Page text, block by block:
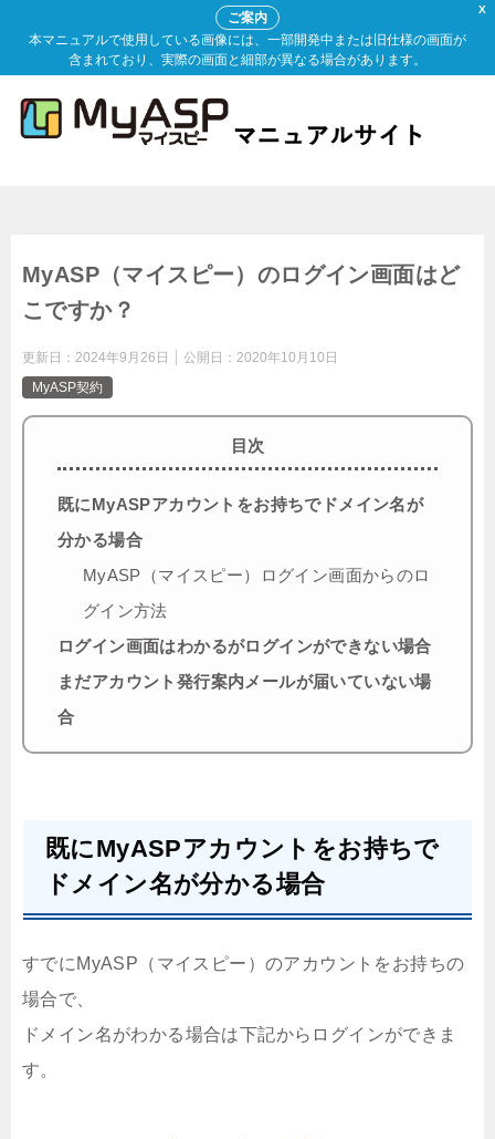
X
ご案内
本マニュアルで使用している画像には、一部開発中または旧仕様の画面が
含まれており、実際の画面と細部が異なる場合があります。
MyASP（マイスピー）のログイン画面はど
こですか？
更新日： 2024年9月26日 公開日： 2020年10月10日
MyASP契約
目次
既にMyASPアカウントをお持ちでドメイン名が
分かる場合
MyASP（マイスピー）ログイン画面からのロ
グイン方法
ログイン画面はわかるがログインができない場合
まだアカウント発行案内メールが届いていない場
合
既にMyASPアカウントをお持ちで
ドメイン名が分かる場合
すでにMyASP（マイスピー）のアカウントをお持ちの
場合で、
ドメイン名がわかる場合は下記からログインができま
す。